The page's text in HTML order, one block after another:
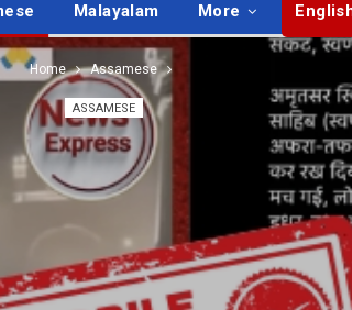
Malayalam More
Home Assamese
ASSAMESE